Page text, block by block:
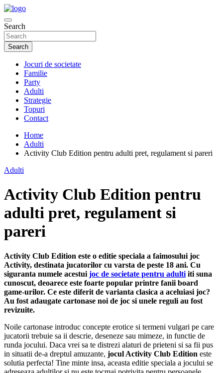
Skip
to
content
JocuriDeSocietate.Ro
Just another WordPress site
Search
Search
Jocuri de societate
Familie
Party
Adulti
Strategie
Topuri
Contact
Home
Adulti
Activity Club Edition pentru adulti pret, regulament si pareri
Adulti
Activity Club Edition pentru
adulti pret, regulament si
pareri
Activity Club Edition este o editie speciala a faimosului joc
Activity, destinata jucatorilor cu varsta de peste 18 ani. Cu
siguranta numele acestui joc de societate pentru adulti iti suna
cunoscut, deoarece este foarte popular printre fanii board
game-urilor. Ce este diferit de varianta clasica a aceluiasi joc?
Au fost adaugate cartonase noi de joc si unele reguli au fost
revizuite.
Noile cartonase introduc concepte erotice si termeni vulgari pe care
jucatorii trebuie sa ii descrie, deseneze sau mimeze, in functie de
runda jocului. Daca vrei sa te distrezi alaturi de prieteni si sa fii pus
in situatii de-a dreptul amuzante, jocul Activity Club Edition este
solutia perfecta! Tine minte insa, aceasta editie speciala a jocului se